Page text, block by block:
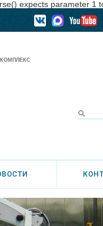
expects parameter 1